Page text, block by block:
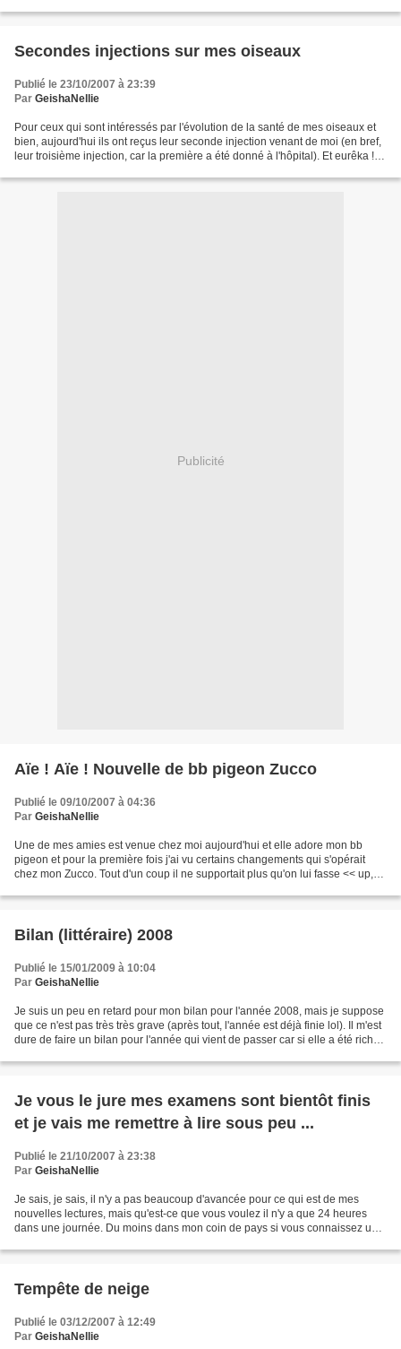
Secondes injections sur mes oiseaux
Publié le 23/10/2007 à 23:39
Par GeishaNellie
Pour ceux qui sont intéressés par l'évolution de la santé de mes oiseaux et
bien, aujourd'hui ils ont reçus leur seconde injection venant de moi (en bref,
leur troisième injection, car la première a été donné à l'hôpital). Et eurêka !
Publicité
Aïe ! Aïe ! Nouvelle de bb pigeon Zucco
Publié le 09/10/2007 à 04:36
Par GeishaNellie
Une de mes amies est venue chez moi aujourd'hui et elle adore mon bb
pigeon et pour la première fois j'ai vu certains changements qui s'opérait
chez mon Zucco. Tout d'un coup il ne supportait plus qu'on lui fasse << up,
Bilan (littéraire) 2008
Publié le 15/01/2009 à 10:04
Par GeishaNellie
Je suis un peu en retard pour mon bilan pour l'année 2008, mais je suppose
que ce n'est pas très très grave (après tout, l'année est déjà finie lol). Il m'est
dure de faire un bilan pour l'année qui vient de passer car si elle a été riche
Je vous le jure mes examens sont bientôt finis
et je vais me remettre à lire sous peu ...
Publié le 21/10/2007 à 23:38
Par GeishaNellie
Je sais, je sais, il n'y a pas beaucoup d'avancée pour ce qui est de mes
nouvelles lectures, mais qu'est-ce que vous voulez il n'y a que 24 heures
dans une journée. Du moins dans mon coin de pays si vous connaissez un
Tempête de neige
Publié le 03/12/2007 à 12:49
Par GeishaNellie